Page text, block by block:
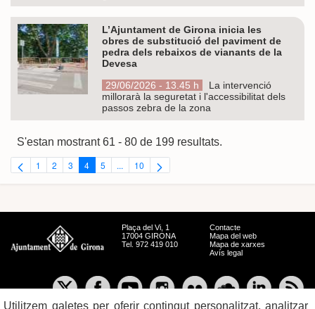
L’Ajuntament de Girona inicia les
obres de substitució del paviment de
pedra dels rebaixos de vianants de la
Devesa
29/06/2026 - 13.45 h
La intervenció
millorarà la seguretat i l'accessibilitat dels
passos zebra de la zona
S'estan mostrant 61 - 80 de 199 resultats.
Pàgina
1 Pàgina
2 Pàgina
3 Pàgina
4 Pàgina
5 ...Pàgines intermèdies Utilitzeu TAB per navegar.
Pàgina
10
Plaça del Vi, 1
17004 GIRONA
Tel. 972 419 010
Contacte
Mapa del web
Mapa de xarxes
Avís legal
Utilitzem galetes per oferir contingut personalitzat, analitzar